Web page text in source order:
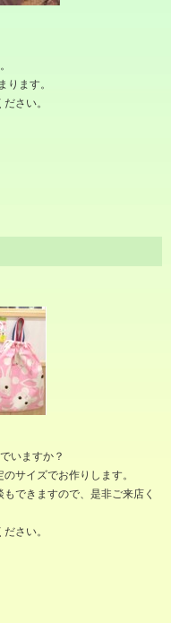
ます。
さい。
いますか？
サイズでお作りします。
できますので、是非ご来店く
さい。